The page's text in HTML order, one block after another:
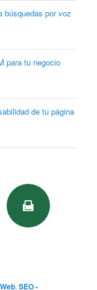
búsquedas por voz
para tu negocio
de tu página
,SEO -